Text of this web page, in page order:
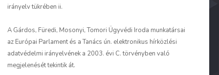
irányelv tükrében ii.
A Gárdos, Füredi, Mosonyi, Tomori Ügyvédi Iroda munkatársai
az Európai Parlament és a Tanács ún. elektronikus hírközlési
adatvédelmi irányelvének a 2003. évi C. törvényben való
megjelenését tekintik át.